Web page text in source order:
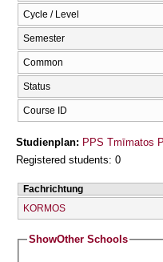
Cycle / Level
Semester
Common
Status
Course ID
Studienplan: PPS Tmīmatos
Registered students: 0
Fachrichtung
KORMOS
ShowOther Schools